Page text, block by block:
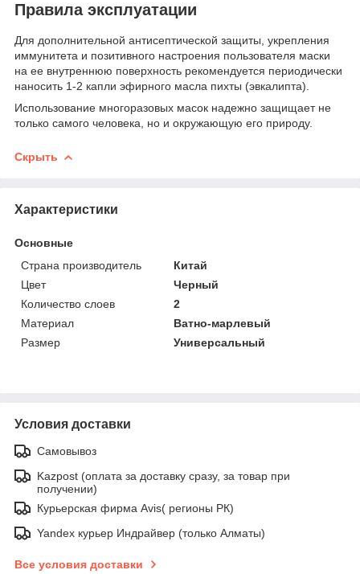
Правила эксплуатации
Для дополнительной антисептической защиты, укрепления
иммунитета и позитивного настроения пользователя маски
на ее внутреннюю поверхность рекомендуется периодически
наносить 1-2 капли эфирного масла пихты (эвкалипта).
Использование многоразовых масок надежно защищает не
только самого человека, но и окружающую его природу.
Скрыть
Характеристики
Основные
Страна производитель
Китай
Цвет
Черный
Количество слоев
2
Материал
Ватно-марлевый
Размер
Универсальный
Условия доставки
Самовывоз
Kazpost (оплата за доставку сразу, за товар при
получении)
Курьерская фирма Avis( регионы РК)
Yandex курьер Индрайвер (только Алматы)
Все условия доставки